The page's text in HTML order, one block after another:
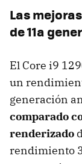
Las
de 11a
El Core i9
un
generación
comparado
renderizado
rendimiento